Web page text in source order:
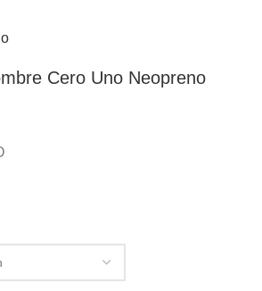
Cero Uno Neopreno